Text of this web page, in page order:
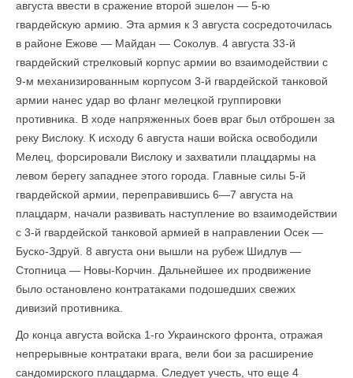
августа ввести в сражение второй эшелон — 5-ю
гвардейскую армию. Эта армия к 3 августа сосредоточилась
в районе Ежове — Майдан — Соколув. 4 августа 33-й
гвардейский стрелковый корпус армии во взаимодействии с
9-м механизированным корпусом 3-й гвардейской танковой
армии нанес удар во фланг мелецкой груп­пировки
противника. В ходе напряженных боев враг был отброшен за
реку Вислоку. К исходу 6 августа наши войска освободили
Мелец, форсировали Вислоку и захватили плацдармы на
левом берегу западнее этого города. Главные силы 5-й
гвардейской армии, переправившись 6—7 августа на
плацдарм, начали развивать наступление во взаимодействии
с 3-й гвардейской танковой армией в направлении Осек —
Буско-Здруй. 8 августа они вышли на рубеж Шидлув —
Стопница — Новы-Корчин. Дальнейшее их продвижение
было остановлено контратаками подошедших свежих
дивизий противника.
До конца августа войска 1-го Украинского фронта, отражая
непрерывные контратаки врага, вели бои за расширение
сандомирского плацдарма. Следует учесть, что еще 4